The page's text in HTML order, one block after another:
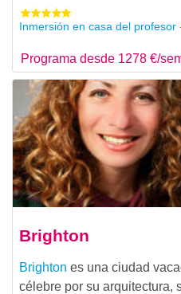
Inmersión en casa del
Programa desde 1278 €/
Brighton
Brighton es una ciudad
célebre por su arquitectura,